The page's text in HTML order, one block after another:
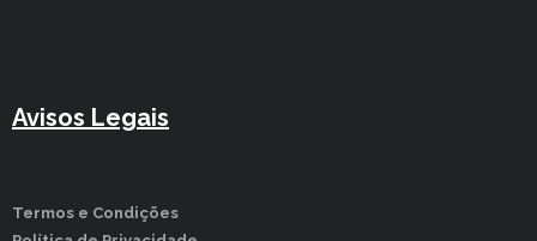
Avisos Legais
Termos e Condições